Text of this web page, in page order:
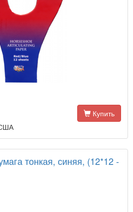
Купить
тонкая, синяя, (12*12 -